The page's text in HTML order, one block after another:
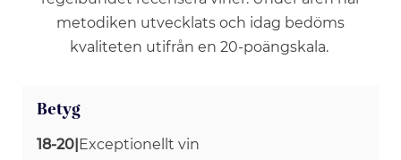
metodiken utvecklats och idag bedöms
kvaliteten utifrån en 20-poängskala.
Betyg
18-20|Exceptionellt vin